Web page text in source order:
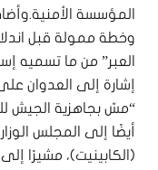
المؤسسة
وخطة ممولة قبل
العبر” من ما تسميه
“مسّ بجاهزية الجيش
أيضًا إلى المجلس
(الكابينيت)، مشيرًا